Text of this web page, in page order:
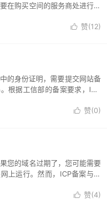
在购买空间的服务商处进行提
 赞(12)
的身份证明，需要提交网站备
根据工信部的备案要求，ICP
 赞(0)
您的域名过期了，您可能需要
上运行。然而，ICP备案与域
 赞(4)